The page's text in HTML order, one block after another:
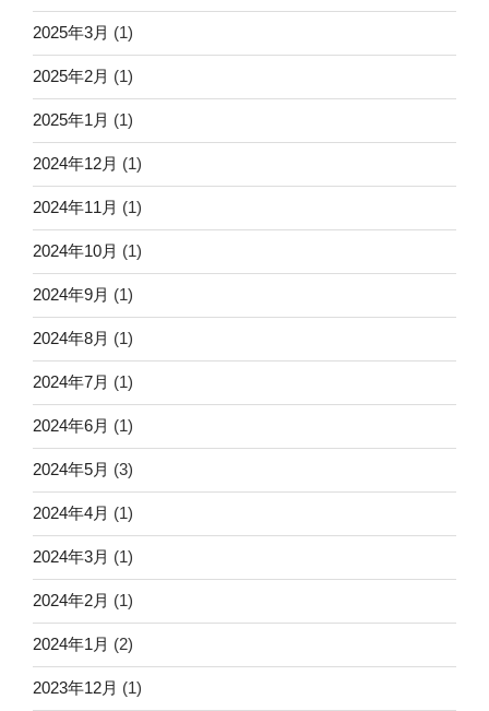
2025年3月 (1)
2025年2月 (1)
2025年1月 (1)
2024年12月 (1)
2024年11月 (1)
2024年10月 (1)
2024年9月 (1)
2024年8月 (1)
2024年7月 (1)
2024年6月 (1)
2024年5月 (3)
2024年4月 (1)
2024年3月 (1)
2024年2月 (1)
2024年1月 (2)
2023年12月 (1)